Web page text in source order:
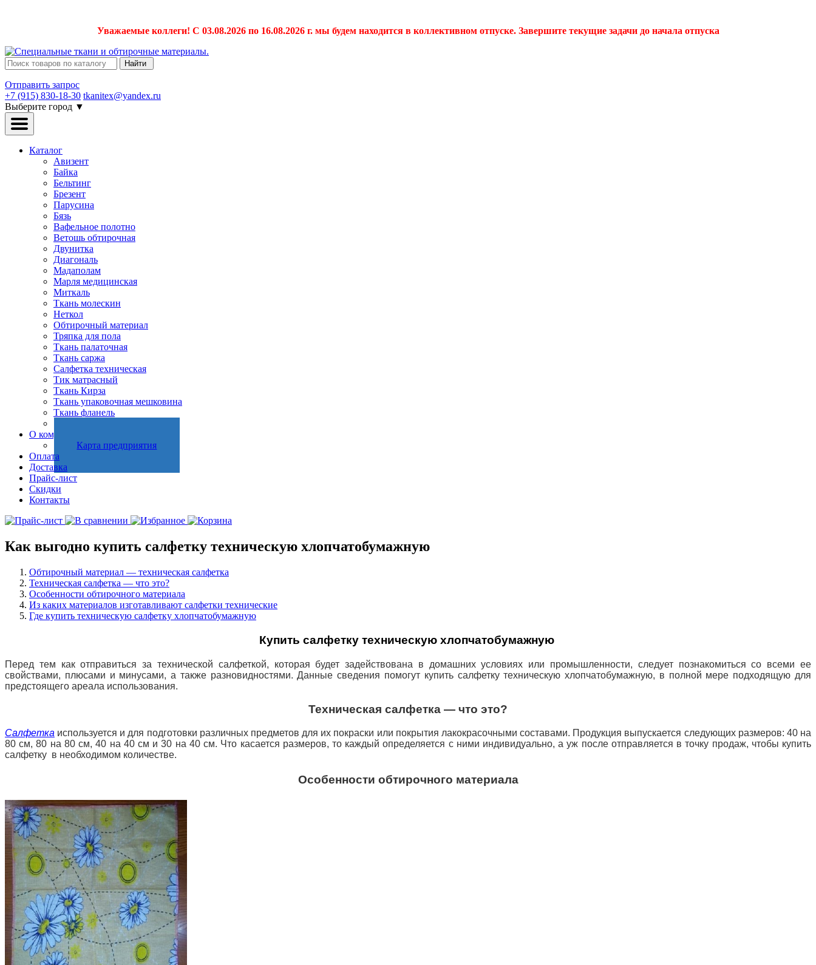
Уважаемые коллеги! С 03.08.2026 по 16.08.2026 г. мы будем находится в коллективном отпуске. Завершите текущие задачи до начала отпуска
Найти
Отправить запрос
+7 (915) 830-18-30 tkanitex@yandex.ru
Выберите город ▼
Каталог
Авизент
Байка
Бельтинг
Брезент
Парусина
Бязь
Вафельное полотно
Ветошь обтирочная
Двунитка
Диагональ
Мадаполам
Марля медицинская
Миткаль
Ткань молескин
Неткол
Обтирочный материал
Тряпка для пола
Ткань палаточная
Ткань саржа
Салфетка техническая
Тик матрасный
Ткань Кирза
Ткань упаковочная мешковина
Ткань фланель
О компании
Карта предприятия
Оплата
Доставка
Прайс-лист
Скидки
Контакты
Как выгодно купить салфетку техническую хлопчатобумажную
Обтирочный материал — техническая салфетка
Техническая салфетка — что это?
Особенности обтирочного материала
Из каких материалов изготавливают салфетки технические
Где купить техническую салфетку хлопчатобумажную
Купить салфетку техническую хлопчатобумажную
Перед тем как отправиться за технической салфеткой, которая будет задействована в домашних условиях или промышленности, следует познакомиться со всеми ее
свойствами, плюсами и минусами, а также разновидностями. Данные сведения помогут купить салфетку техническую хлопчатобумажную, в полной мере подходящую для
предстоящего ареала использования.
Техническая салфетка — что это?
Салфетка используется и для подготовки различных предметов для их покраски или покрытия лакокрасочными составами. Продукция выпускается следующих размеров: 40 на
80 см, 80 на 80см, 40 на 40 см и 30 на 40 см. Что касается размеров, то каждый определяется с ними индивидуально, а уж после отправляется в точку продаж, чтобы купить
салфетку в необходимом количестве.
Особенности обтирочного материала